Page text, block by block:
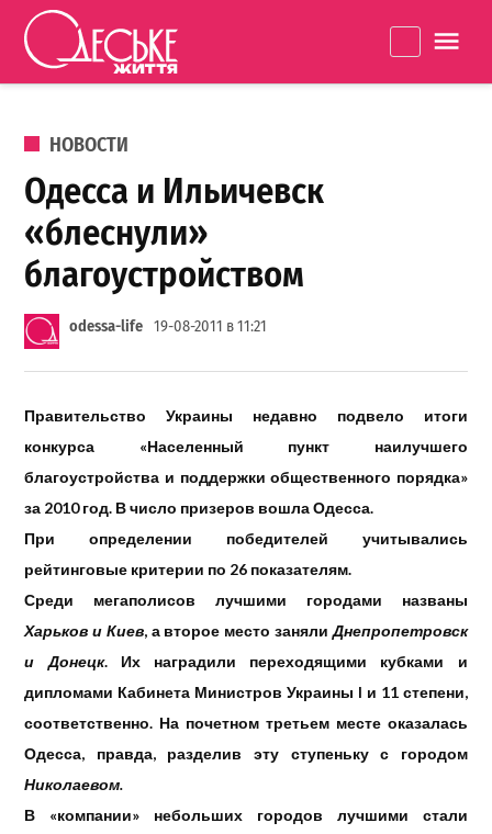
Перейти к содержанию
життя
ОПУБЛИКОВАНО В
НОВОСТИ
Одесса и Ильичевск
«блеснули»
благоустройством
odessa-life 19-08-2011 в 11:21
Правительство Украины недавно подвело итоги
конкурса «Населенный пункт наилучшего
благоустройства и поддержки общественного порядка»
за 2010 год. В число призеров вошла Одесса.
При определении победителей учитывались
рейтинговые критерии по 26 показателям.
Среди мегаполисов лучшими городами названы
Харьков и Киев, а второе место занялиДнепропетровск
и Донецк. Их наградили переходящими кубками и
дипломами Кабинета Министров Украины I и 11 степени,
соответственно. На почетном третьем месте оказалась
Одесса, правда, разделив эту ступеньку с городом
Николаевом.
В «компании» небольших городов лучшими стали